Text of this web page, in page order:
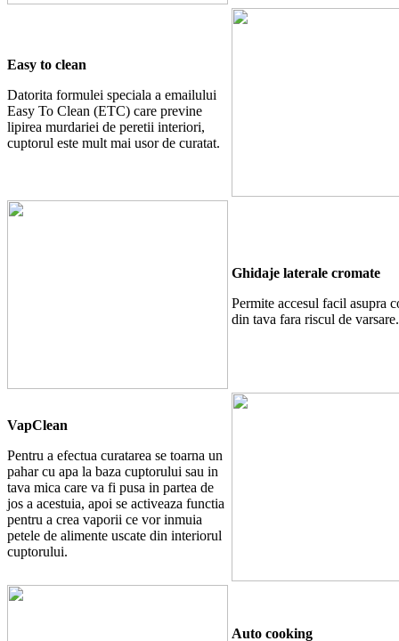
Easy to clean
Datorita formulei speciala a emailului
Easy To Clean (ETC) care previne
lipirea murdariei de peretii interiori,
cuptorul este mult mai usor de curatat.
Ghidaje laterale cromate
Permite accesul facil asupra
din tava fara riscul de varsare.
VapClean
Pentru a efectua curatarea se toarna un
pahar cu apa la baza cuptorului sau in
tava mica care va fi pusa in partea de
jos a acestuia, apoi se activeaza functia
pentru a crea vaporii ce vor inmuia
petele de alimente uscate din interiorul
cuptorului.
Auto cooking